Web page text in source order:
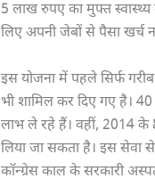
5 लाख रुपए का मुफ्त
लिए अपनी जेबों से पैसा
इस योजना में पहले सिर्फ
भी शामिल कर दिए गए है।
लाभ ले रहे हैं। वहीं, 2014 के
लिया जा सकता है। इस सेवा
कॉन्ग्रेस काल के सरकारी